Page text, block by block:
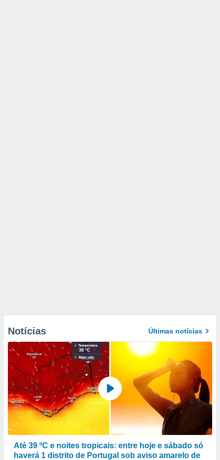
Notícias Últimas notícias
Até 39 ºC e noites tropicais: entre hoje e sábado só
haverá 1 distrito de Portugal sob aviso amarelo de